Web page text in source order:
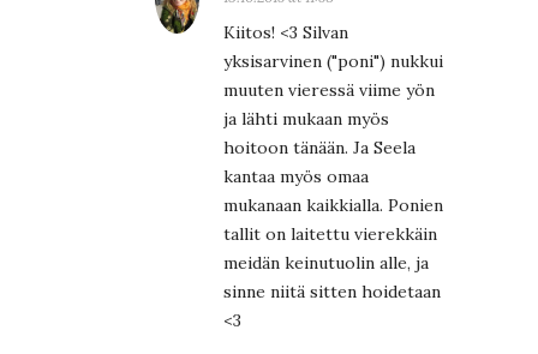
Kiitos! <3 Silvan
yksisarvinen ("poni") nukkui
muuten vieressä viime yön
ja lähti mukaan myös
hoitoon tänään. Ja Seela
kantaa myös omaa
mukanaan kaikkialla. Ponien
tallit on laitettu vierekkäin
meidän keinutuolin alle, ja
sinne niitä sitten hoidetaan
<3